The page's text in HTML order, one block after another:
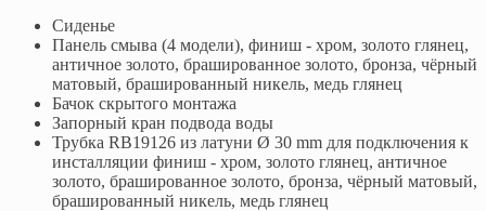
Сиденье
Панель смыва (4 модели), финиш - хром, золото глянец,
античное золото, брашированное золото, бронза, чёрный
матовый, брашированный никель, медь глянец
Бачок скрытого монтажа
Запорный кран подвода воды
Трубка RB19126 из латуни Ø 30 mm для подключения к
инсталляции финиш - хром, золото глянец, античное
золото, брашированное золото, бронза, чёрный матовый,
брашированный никель, медь глянец